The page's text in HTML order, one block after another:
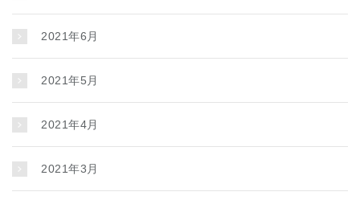
2021年6月
2021年5月
2021年4月
2021年3月